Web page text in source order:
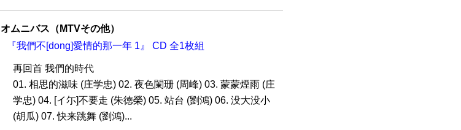
オムニバス（MTVその他）
『我們不[dong]愛情的那一年 1』 CD 全1枚組
再回首 我們的時代
01. 相思的滋味 (庄学忠) 02. 夜色闌珊 (周峰) 03. 蒙蒙煙雨 (庄
学忠) 04. [イ尓]不要走 (朱徳榮) 05. 站台 (劉鴻) 06. 没大没小
(胡瓜) 07. 快来跳舞 (劉鴻)...